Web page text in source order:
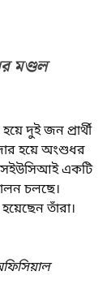
মণ্ডল
দুই জন প্রার্থী
হয়ে অংশুধর
এসইউসিআই একটি
চলছে।
তাঁরা।